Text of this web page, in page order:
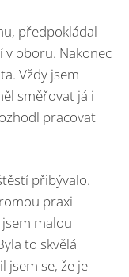
předpokládal
v oboru. Nakonec
Vždy jsem
směřovat já i
pracovat
přibývalo.
praxi
malou
to skvělá
jsem se, že je